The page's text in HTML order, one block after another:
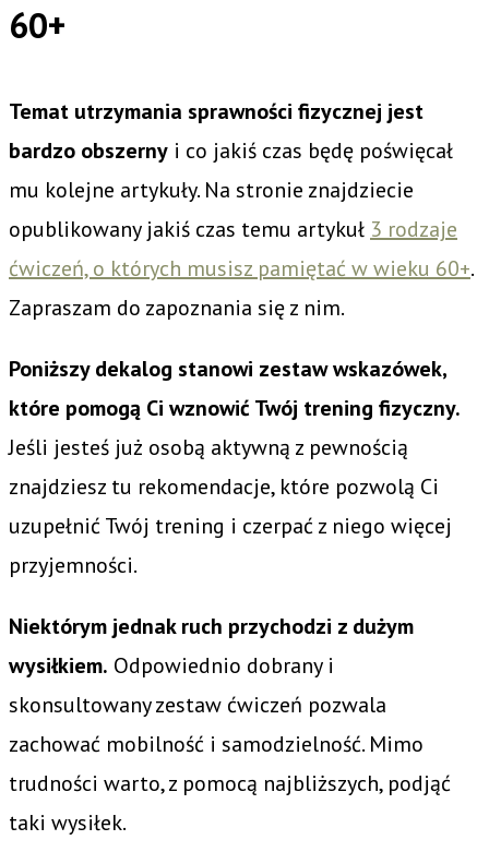
60+
Temat utrzymania sprawności fizycznej jest
bardzo obszerny i co jakiś czas będę poświęcał
mu kolejne artykuły. Na stronie znajdziecie
opublikowany jakiś czas temu artykuł 3 rodzaje
ćwiczeń, o których musisz pamiętać w wieku 60+.
Zapraszam do zapoznania się z nim.
Poniższy dekalog stanowi zestaw wskazówek,
które pomogą Ci wznowić Twój trening fizyczny.
Jeśli jesteś już osobą aktywną z pewnością
znajdziesz tu rekomendacje, które pozwolą Ci
uzupełnić Twój trening i czerpać z niego więcej
przyjemności.
Niektórym jednak ruch przychodzi z dużym
wysiłkiem. Odpowiednio dobrany i
skonsultowany zestaw ćwiczeń pozwala
zachować mobilność i samodzielność. Mimo
trudności warto, z pomocą najbliższych, podjąć
taki wysiłek.